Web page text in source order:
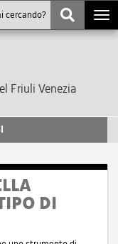
Friuli Venezia
DI